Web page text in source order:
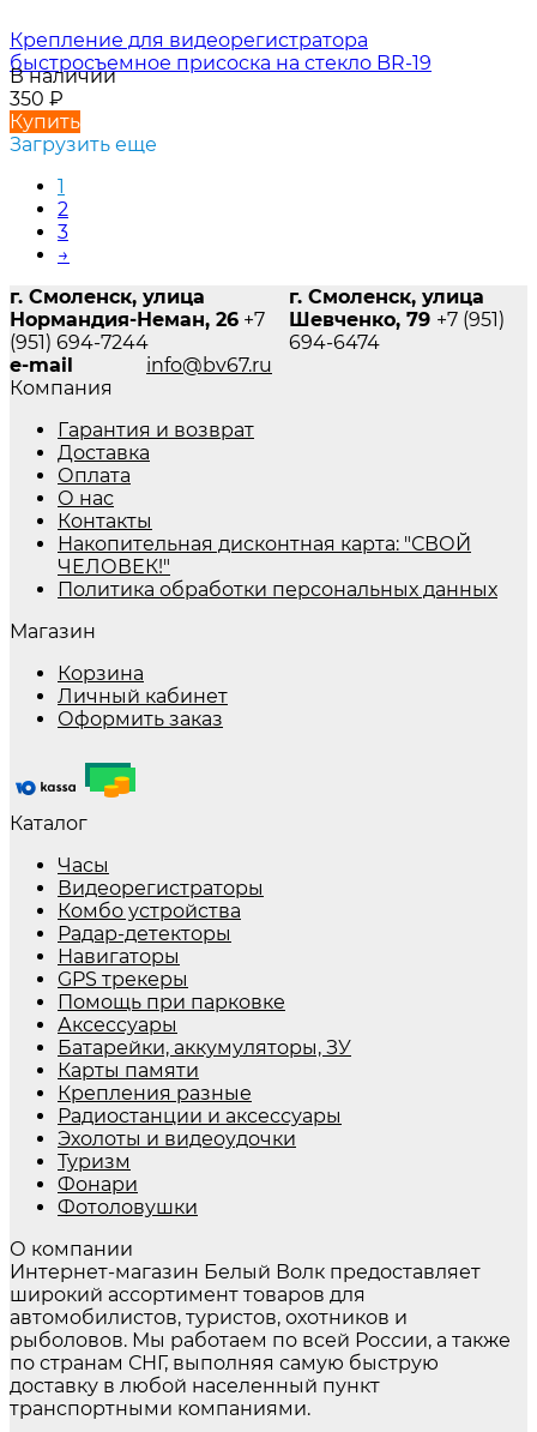
Крепление для видеорегистратора
быстросъемное присоска на стекло BR-19
В наличии
350 ₽
Купить
Загрузить еще
1
2
3
→
г. Смоленск, улица
Нормандия-Неман, 26 +7
(951) 694-7244
г. Смоленск, улица
Шевченко, 79 +7 (951)
694-6474
e-mail
info@bv67.ru
Компания
Гарантия и возврат
Доставка
Оплата
О нас
Контакты
Накопительная дисконтная карта: "СВОЙ
ЧЕЛОВЕК!"
Политика обработки персональных данных
Магазин
Корзина
Личный кабинет
Оформить заказ
Каталог
Часы
Видеорегистраторы
Комбо устройства
Радар-детекторы
Навигаторы
GPS трекеры
Помощь при парковке
Аксессуары
Батарейки, аккумуляторы, ЗУ
Карты памяти
Крепления разные
Радиостанции и аксессуары
Эхолоты и видеоудочки
Туризм
Фонари
Фотоловушки
О компании
Интернет-магазин Белый Волк предоставляет
широкий ассортимент товаров для
автомобилистов, туристов, охотников и
рыболовов. Мы работаем по всей России, а также
по странам СНГ, выполняя самую быструю
доставку в любой населенный пункт
транспортными компаниями.